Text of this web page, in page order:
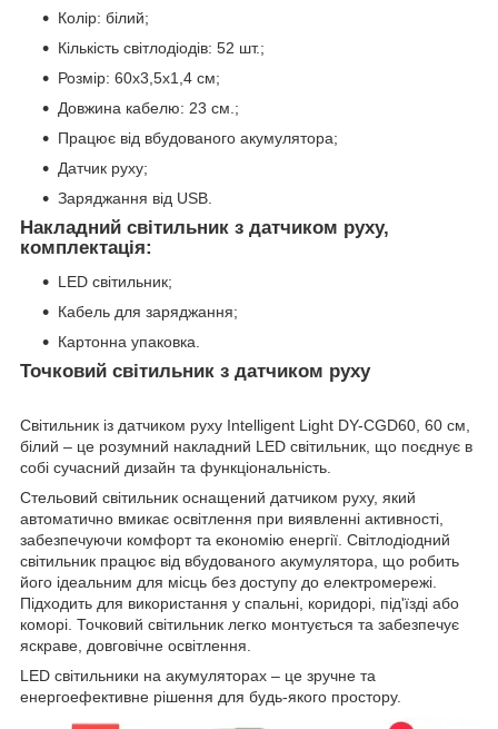
Колір: білий;
Кількість світлодіодів: 52 шт.;
Розмір: 60х3,5х1,4 см;
Довжина кабелю: 23 см.;
Працює від вбудованого акумулятора;
Датчик руху;
Заряджання від USB.
Накладний світильник з датчиком руху,
комплектація:
LED світильник;
Кабель для заряджання;
Картонна упаковка.
Точковий світильник з датчиком руху
Світильник із датчиком руху Intelligent Light DY-CGD60, 60 см,
білий – це розумний накладний LED світильник, що поєднує в
собі сучасний дизайн та функціональність.
Стельовий світильник оснащений датчиком руху, який
автоматично вмикає освітлення при виявленні активності,
забезпечуючи комфорт та економію енергії. Світлодіодний
світильник працює від вбудованого акумулятора, що робить
його ідеальним для місць без доступу до електромережі.
Підходить для використання у спальні, коридорі, під'їзді або
коморі. Точковий світильник легко монтується та забезпечує
яскраве, довговічне освітлення.
LED світильники на акумуляторах – це зручне та
енергоефективне рішення для будь-якого простору.